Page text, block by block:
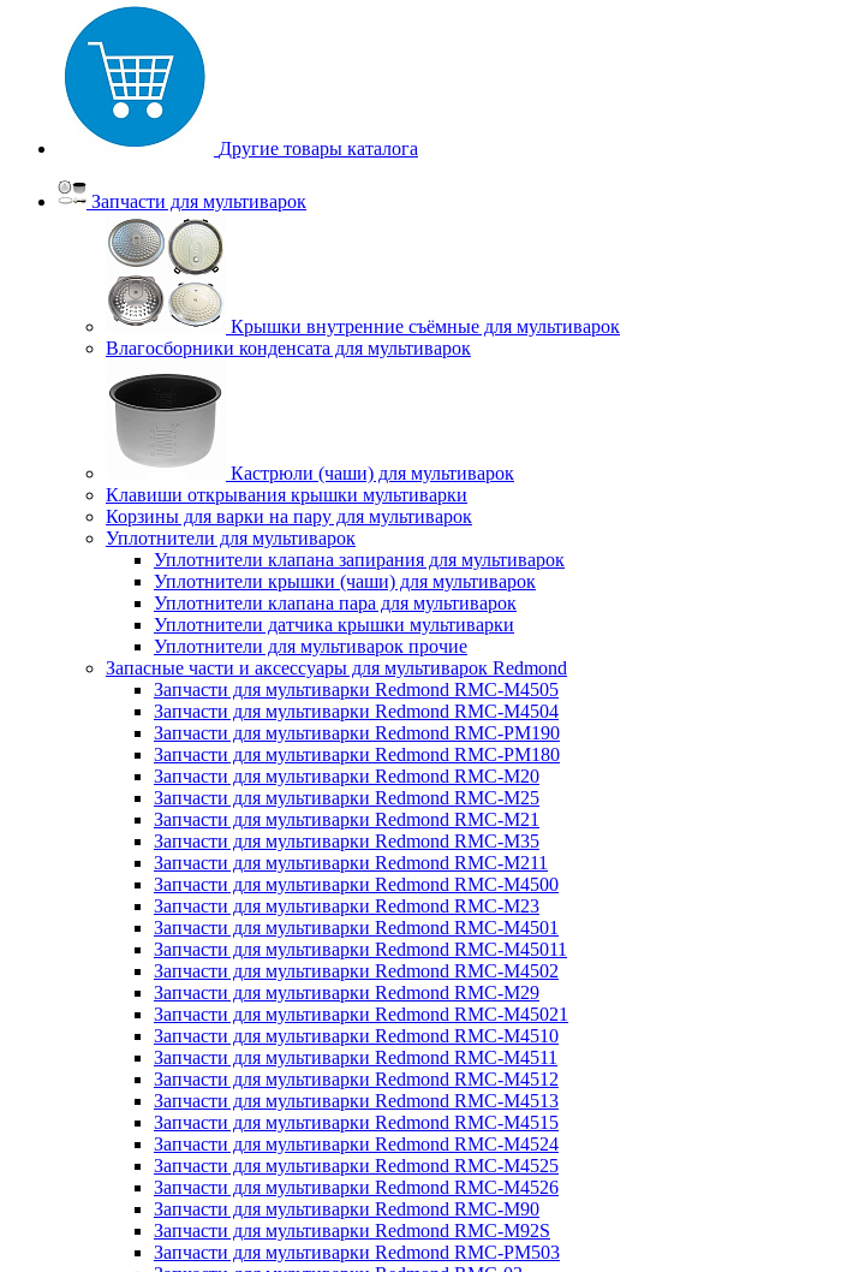
Другие товары каталога
Запчасти для мультиварок
Крышки внутренние съёмные для мультиварок
Влагосборники конденсата для мультиварок
Кастрюли (чаши) для мультиварок
Клавиши открывания крышки мультиварки
Корзины для варки на пару для мультиварок
Уплотнители для мультиварок
Уплотнители клапана запирания для мультиварок
Уплотнители крышки (чаши) для мультиварок
Уплотнители клапана пара для мультиварок
Уплотнители датчика крышки мультиварки
Уплотнители для мультиварок прочие
Запасные части и аксессуары для мультиварок Redmond
Запчасти для мультиварки Redmond RMC-M4505
Запчасти для мультиварки Redmond RMC-M4504
Запчасти для мультиварки Redmond RMC-PM190
Запчасти для мультиварки Redmond RMC-PM180
Запчасти для мультиварки Redmond RMC-M20
Запчасти для мультиварки Redmond RMC-M25
Запчасти для мультиварки Redmond RMC-M21
Запчасти для мультиварки Redmond RMC-M35
Запчасти для мультиварки Redmond RMC-M211
Запчасти для мультиварки Redmond RMC-M4500
Запчасти для мультиварки Redmond RMC-M23
Запчасти для мультиварки Redmond RMC-M4501
Запчасти для мультиварки Redmond RMC-M45011
Запчасти для мультиварки Redmond RMC-M4502
Запчасти для мультиварки Redmond RMC-M29
Запчасти для мультиварки Redmond RMC-M45021
Запчасти для мультиварки Redmond RMC-M4510
Запчасти для мультиварки Redmond RMC-M4511
Запчасти для мультиварки Redmond RMC-M4512
Запчасти для мультиварки Redmond RMC-M4513
Запчасти для мультиварки Redmond RMC-M4515
Запчасти для мультиварки Redmond RMC-M4524
Запчасти для мультиварки Redmond RMC-M4525
Запчасти для мультиварки Redmond RMC-M4526
Запчасти для мультиварки Redmond RMC-M90
Запчасти для мультиварки Redmond RMC-M92S
Запчасти для мультиварки Redmond RMC-PM503